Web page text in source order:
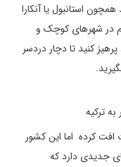
استانبول یا آنکارا
در شهرهای کوچک و
کنید تا دچار دردسر
کرده اما این کشور
جدیدی دارد که